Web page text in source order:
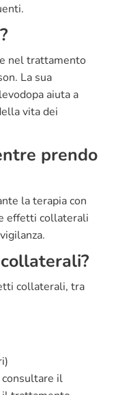
nel trattamento
La sua
aiuta a
vita dei
prendo
la terapia con
effetti collaterali
collaterali, tra
consultare il